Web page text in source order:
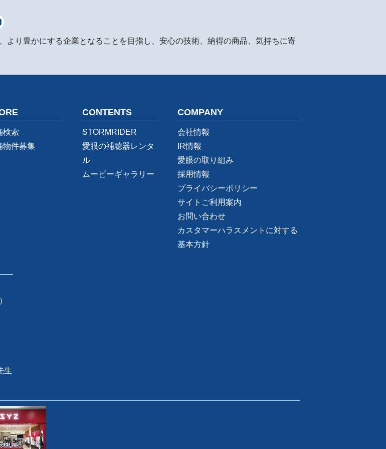
より豊かにする企業となることを目指し、安心の技術、納得の商品、気持ちに寄
検索
物件募集
CONTENTS
STORMRIDER
愛眼の補聴器レンタ
ル
ムービーギャラリー
COMPANY
会社情報
IR情報
愛眼の取り組み
採用情報
プライバシーポリシー
サイトご利用案内
お問い合わせ
カスタマーハラスメントに対する
基本方針
生